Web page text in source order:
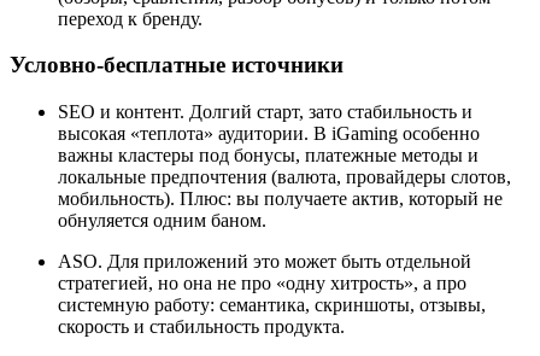
переход к бренду.
Условно-бесплатные источники
SEO и контент. Долгий старт, зато стабильность и
высокая «теплота» аудитории. В iGaming особенно
важны кластеры под бонусы, платежные методы и
локальные предпочтения (валюта, провайдеры слотов,
мобильность). Плюс: вы получаете актив, который не
обнуляется одним баном.
ASO. Для приложений это может быть отдельной
стратегией, но она не про «одну хитрость», а про
системную работу: семантика, скриншоты, отзывы,
скорость и стабильность продукта.